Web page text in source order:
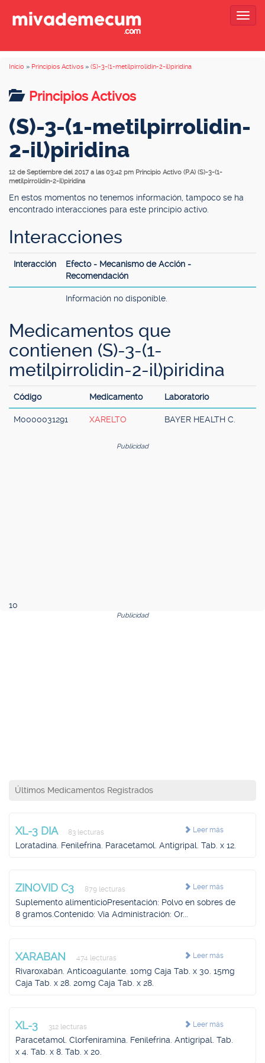
Inicio » Principios Activos » (S)-3-(1-metilpirrolidin-2-il)piridina
Principios Activos
(S)-3-(1-metilpirrolidin-
2-il)piridina
12 de Septiembre del 2017 a las 03:42 pm Principio Activo (P.A) (S)-3-(1-
metilpirrolidin-2-il)piridina
En estos momentos no tenemos información, tampoco se ha
encontrado interacciones para este principio activo.
Interacciones
Interacción
Efecto - Mecanismo de Acción -
Recomendación
Información no disponible.
Medicamentos que
contienen (S)-3-(1-
metilpirrolidin-2-il)piridina
Código Medicamento Laboratorio
M0000031291 XARELTO BAYER HEALTH C.
Publicidad
10
Publicidad
Últimos Medicamentos Registrados
Leer más
XL-3 DIA 83 lecturas
Loratadina. Fenilefrina. Paracetamol. Antigripal. Tab. x 12.
Leer más
ZINOVID C3 879 lecturas
Suplemento alimenticioPresentación: Polvo en sobres de
8 gramos.Contenido: Vía Administración: Or...
Leer más
XARABAN 474 lecturas
Rivaroxabán. Anticoagulante. 10mg Caja Tab. x 30. 15mg
Caja Tab. x 28. 20mg Caja Tab. x 28.
Leer más
XL-3 312 lecturas
Paracetamol. Clorfeniramina. Fenilefrina. Antigripal. Tab.
x 4. Tab. x 8. Tab. x 20.